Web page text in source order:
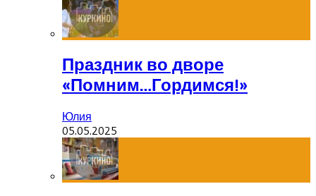
Праздник во дворе
«Помним…Гордимся!»
Юлия
05.05.2025